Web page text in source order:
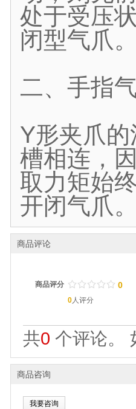
处于受压
闭型气爪
二、手指
Y形夹爪
槽相连，
取力矩始
开闭气爪
商品评论
商品评分 / / / / /
. . . . . 0
0人评分
共0 个评论。
商品咨询
我要咨询